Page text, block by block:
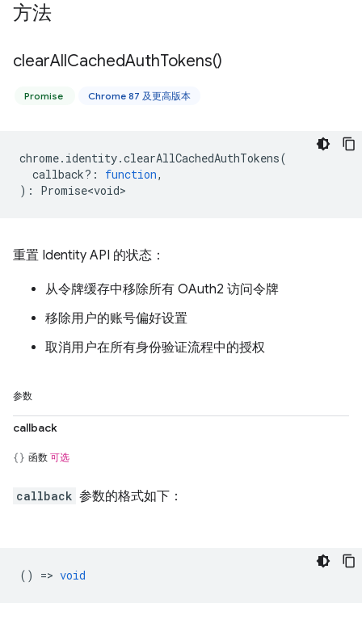
方法
clearAllCachedAuthTokens()
Promise Chrome 87 及更高版本
chrome. identity.clearAllCachedAuthTokens(
callback? : function,
) : Promise<void>
重置 Identity API 的状态：
从令牌缓存中移除所有 OAuth2 访问令牌
移除用户的账号偏好设置
取消用户在所有身份验证流程中的授权
参数
callback
函数 可选
callback 参数的格式如下：
() => void